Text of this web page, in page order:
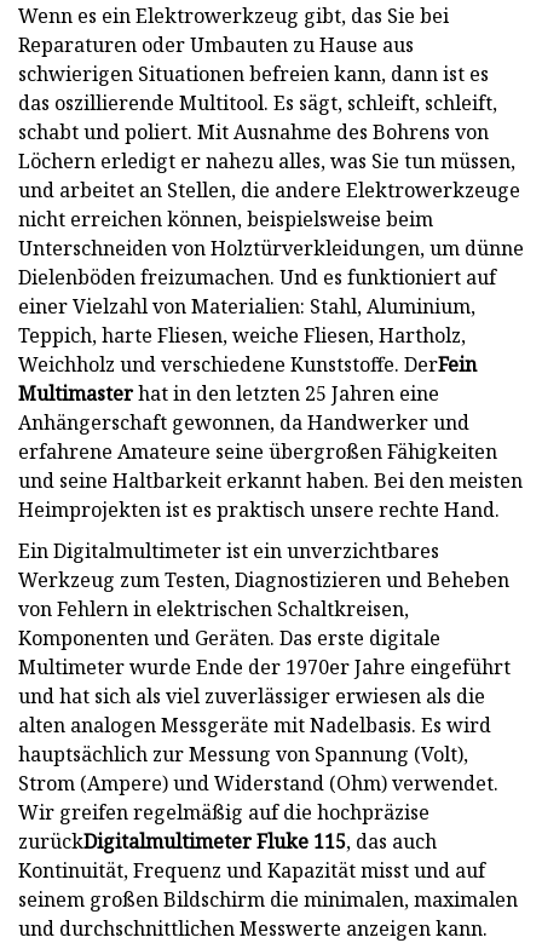
Wenn es ein Elektrowerkzeug gibt, das Sie bei
Reparaturen oder Umbauten zu Hause aus
schwierigen Situationen befreien kann, dann ist es
das oszillierende Multitool. Es sägt, schleift, schleift,
schabt und poliert. Mit Ausnahme des Bohrens von
Löchern erledigt er nahezu alles, was Sie tun müssen,
und arbeitet an Stellen, die andere Elektrowerkzeuge
nicht erreichen können, beispielsweise beim
Unterschneiden von Holztürverkleidungen, um dünne
Dielenböden freizumachen. Und es funktioniert auf
einer Vielzahl von Materialien: Stahl, Aluminium,
Teppich, harte Fliesen, weiche Fliesen, Hartholz,
Weichholz und verschiedene Kunststoffe. DerFein
Multimasterhat in den letzten 25 Jahren eine
Anhängerschaft gewonnen, da Handwerker und
erfahrene Amateure seine übergroßen Fähigkeiten
und seine Haltbarkeit erkannt haben. Bei den meisten
Heimprojekten ist es praktisch unsere rechte Hand.
Ein Digitalmultimeter ist ein unverzichtbares
Werkzeug zum Testen, Diagnostizieren und Beheben
von Fehlern in elektrischen Schaltkreisen,
Komponenten und Geräten. Das erste digitale
Multimeter wurde Ende der 1970er Jahre eingeführt
und hat sich als viel zuverlässiger erwiesen als die
alten analogen Messgeräte mit Nadelbasis. Es wird
hauptsächlich zur Messung von Spannung (Volt),
Strom (Ampere) und Widerstand (Ohm) verwendet.
Wir greifen regelmäßig auf die hochpräzise
zurückDigitalmultimeter Fluke 115, das auch
Kontinuität, Frequenz und Kapazität misst und auf
seinem großen Bildschirm die minimalen, maximalen
und durchschnittlichen Messwerte anzeigen kann.